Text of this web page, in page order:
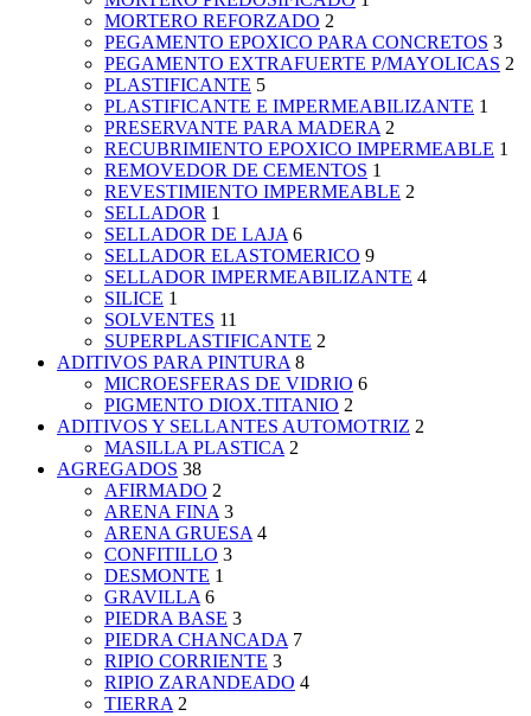
MORTERO REFORZADO 2
PEGAMENTO EPOXICO PARA CONCRETOS 3
PEGAMENTO EXTRAFUERTE P/MAYOLICAS 2
PLASTIFICANTE 5
PLASTIFICANTE E IMPERMEABILIZANTE 1
PRESERVANTE PARA MADERA 2
RECUBRIMIENTO EPOXICO IMPERMEABLE 1
REMOVEDOR DE CEMENTOS 1
REVESTIMIENTO IMPERMEABLE 2
SELLADOR 1
SELLADOR DE LAJA 6
SELLADOR ELASTOMERICO 9
SELLADOR IMPERMEABILIZANTE 4
SILICE 1
SOLVENTES 11
SUPERPLASTIFICANTE 2
ADITIVOS PARA PINTURA 8
MICROESFERAS DE VIDRIO 6
PIGMENTO DIOX.TITANIO 2
ADITIVOS Y SELLANTES AUTOMOTRIZ 2
MASILLA PLASTICA 2
AGREGADOS 38
AFIRMADO 2
ARENA FINA 3
ARENA GRUESA 4
CONFITILLO 3
DESMONTE 1
GRAVILLA 6
PIEDRA BASE 3
PIEDRA CHANCADA 7
RIPIO CORRIENTE 3
RIPIO ZARANDEADO 4
TIERRA 2